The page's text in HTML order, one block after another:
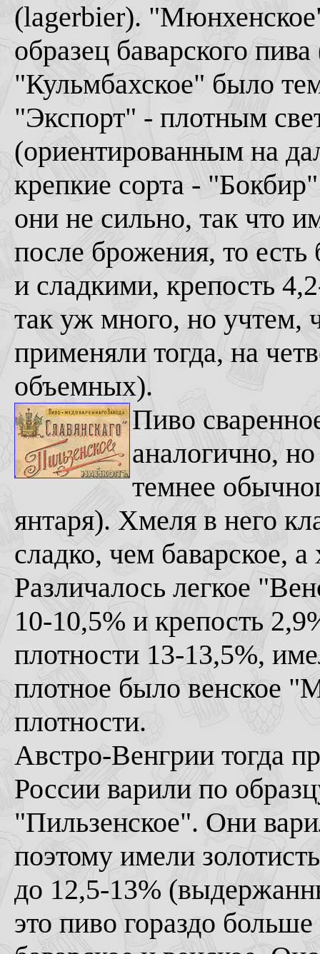
(lagerbier).
образец баварского
"Кульмбахское" было
"Экспорт" - плотным
(ориентированным на
крепкие сорта -
они не сильно, так что
после брожения, то
и сладкими, крепость
так уж много, но учтем,
применяли тогда, на
объемных).
Пиво
аналогично,
темнее
янтаря). Хмеля в него
сладко, чем баварское,
Различалось легкое
10-10,5% и крепость
плотности 13-13,5%,
плотное было венское
плотности.
Австро-Венгрии тогда
России варили по
"Пильзенское". Они
поэтому имели
до 12,5-13%
это пиво гораздо